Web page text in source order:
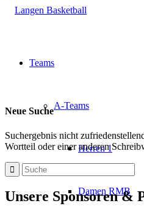
Teams
A-Teams
Herren 1
Damen RMB
Neue Suche
Suchergebnis nicht
Wortteil oder einer anderen
Unsere Sponsoren &